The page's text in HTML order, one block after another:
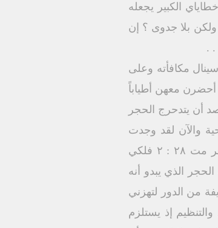
الكبير يجعله
بلا جدوى ؟ إن
. .
مكافأته وعلى
أحضرن معهن أطياباً
أقصد أن يتدحرج الحجر
والآن لقد وجدت
النسوة إن الحجر قد دحرج بطريقة لم يتوقعتها حدثت زلزلة لأن ملاك الرب نزل من السماء ودحرج الحجر مت ۲۸ : ۲ فلكي
الذي يبدو أنه
من الدور لتهزني
إذ يستلزم